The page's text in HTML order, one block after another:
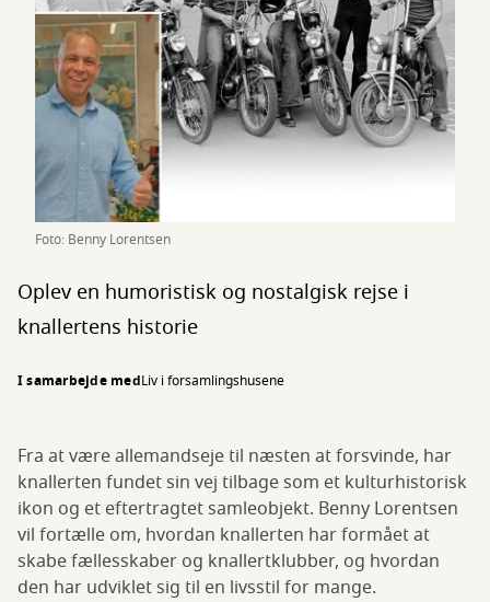
Foto: Benny Lorentsen
Oplev en humoristisk og nostalgisk rejse i
knallertens historie
I samarbejde medLiv i forsamlingshusene
Fra at være allemandseje til næsten at forsvinde, har
knallerten fundet sin vej tilbage som et kulturhistorisk
ikon og et eftertragtet samleobjekt. Benny Lorentsen
vil fortælle om, hvordan knallerten har formået at
skabe fællesskaber og knallertklubber, og hvordan
den har udviklet sig til en livsstil for mange.